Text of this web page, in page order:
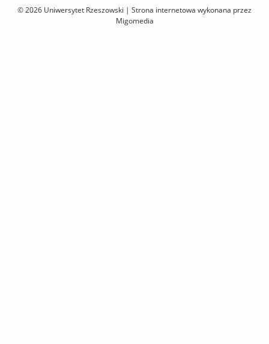
© 2026 Uniwersytet Rzeszowski | Strona internetowa wykonana przez
Migomedia
i
przejdź